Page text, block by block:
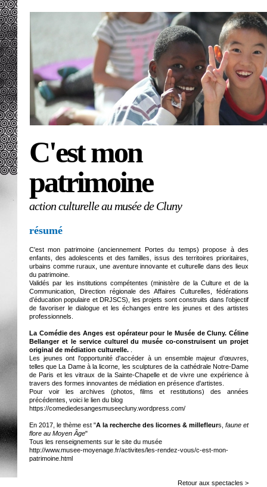
C'est mon
patrimoine
action culturelle au musée de Cluny
résumé
C'est mon patrimoine (anciennement Portes du temps) propose à des
enfants, des adolescents et des familles, issus des territoires prioritaires,
urbains comme ruraux, une aventure innovante et culturelle dans des lieux
du patrimoine.
Validés par les institutions compétentes (ministère de la Culture et de la
Communication, Direction régionale des Affaires Culturelles, fédérations
d’éducation populaire et DRJSCS), les projets sont construits dans l’objectif
de favoriser le dialogue et les échanges entre les jeunes et des artistes
professionnels.
La Comédie des Anges est opérateur pour le Musée de Cluny. Céline
Bellanger et le service culturel du musée co-construisent un projet
original de médiation culturelle.
Les jeunes ont l'opportunité d'accéder à un ensemble majeur d’œuvres,
telles que La Dame à la licorne, les sculptures de la cathédrale Notre-Dame
de Paris et les vitraux de la Sainte-Chapelle et de vivre une expérience à
travers des formes innovantes de médiation en présence d'artistes.
Pour voir les archives (photos, films et restitutions) des années
précédentes, voici le lien du blog
https://comediedesangesmuseecluny.wordpress.com/
En 2017, le thème est "A la recherche des licornes & millefleurs, faune et
flore au Moyen Âge"
Tous les renseignements sur le site du musée
http://www.musee-moyenage.fr/activites/les-rendez-vous/c-est-mon-
patrimoine.html
Retour aux spectacles >